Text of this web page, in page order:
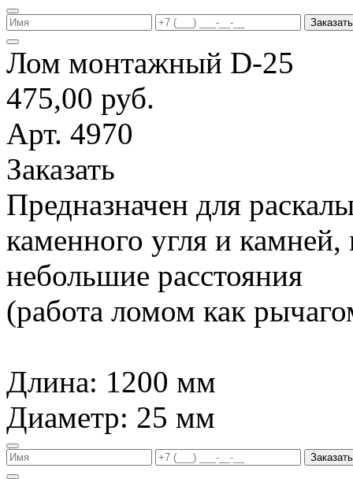
Заказать
Лом монтажный D-25
475,00 руб.
Арт. 4970
Заказать
Предназначен для
каменного угля и
небольшие расстояния
(работа ломом как
Длина: 1200 мм
Диаметр: 25 мм
Заказать